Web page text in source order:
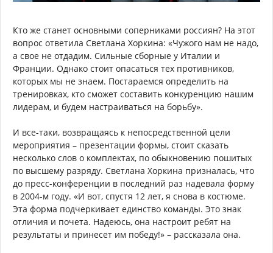
Кто же станет основными соперниками россиян? На этот
вопрос ответила Светлана Хоркина: «Чужого нам не надо,
а свое не отдадим. Сильные сборные у Италии и
Франции. Однако стоит опасаться тех противников,
которых мы не знаем. Постараемся определить на
тренировках, кто сможет составить конкуренцию нашим
лидерам, и будем настраиваться на борьбу».
И все-таки, возвращаясь к непосредственной цели
мероприятия – презентации формы, стоит сказать
несколько слов о комплектах, по обыкновению пошитых
по высшему разряду. Светлана Хоркина призналась, что
до пресс-конференции в последний раз надевала форму
в 2004-м году. «И вот, спустя 12 лет, я снова в костюме.
Эта форма подчеркивает единство команды. Это знак
отличия и почета. Надеюсь, она настроит ребят на
результаты и принесет им победу!» – рассказала она.